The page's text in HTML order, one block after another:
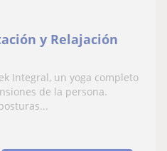
y Relajación
Integral, un yoga completo
de la persona.